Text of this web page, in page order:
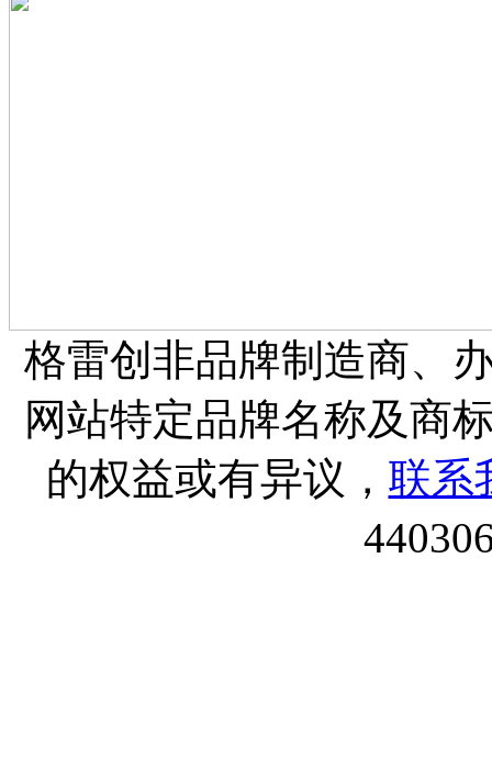
格雷创非品牌制造商、
网站特定品牌名称及商
的权益或有异议， 联系